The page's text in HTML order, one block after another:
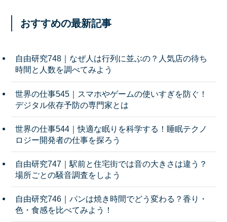
おすすめの最新記事
自由研究748｜なぜ人は行列に並ぶの？人気店の待ち
時間と人数を調べてみよう
世界の仕事545｜スマホやゲームの使いすぎを防ぐ！
デジタル依存予防の専門家とは
世界の仕事544｜快適な眠りを科学する！睡眠テクノ
ロジー開発者の仕事を探ろう
自由研究747｜駅前と住宅街では音の大きさは違う？
場所ごとの騒音調査をしよう
自由研究746｜パンは焼き時間でどう変わる？香り・
色・食感を比べてみよう！